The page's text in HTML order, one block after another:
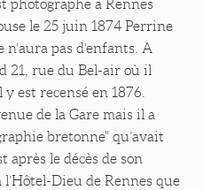
photographe à Rennes
le 25 juin 1874 Perrine
pas d’enfants. A
21, rue du Bel-air où il
est recensé en 1876.
de la Gare mais il a
bretonne" qu’avait
après le décès de son
l’Hôtel-Dieu de Rennes que